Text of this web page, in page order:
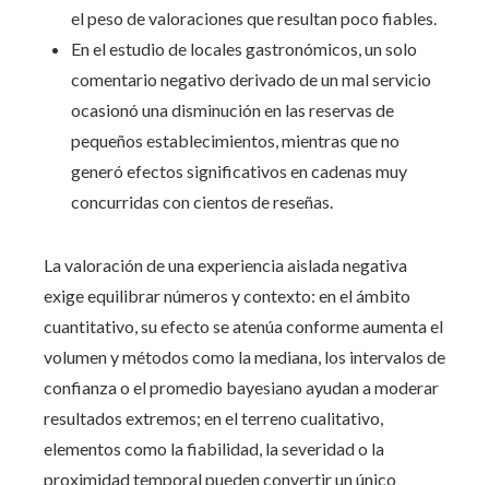
el peso de valoraciones que resultan poco fiables.
En el estudio de locales gastronómicos, un solo
comentario negativo derivado de un mal servicio
ocasionó una disminución en las reservas de
pequeños establecimientos, mientras que no
generó efectos significativos en cadenas muy
concurridas con cientos de reseñas.
La valoración de una experiencia aislada negativa
exige equilibrar números y contexto: en el ámbito
cuantitativo, su efecto se atenúa conforme aumenta el
volumen y métodos como la mediana, los intervalos de
confianza o el promedio bayesiano ayudan a moderar
resultados extremos; en el terreno cualitativo,
elementos como la fiabilidad, la severidad o la
proximidad temporal pueden convertir un único